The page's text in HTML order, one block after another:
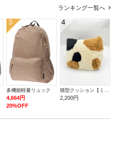
ランキング一覧へ
3
多機能軽量リュック
4,664円
20%OFF
4
2,200円